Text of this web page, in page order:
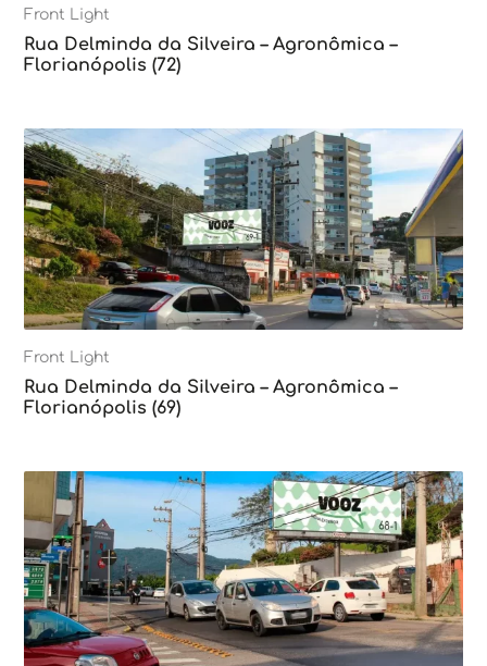
Front Light
Rua Delminda da Silveira – Agronômica –
Florianópolis (72)
Front Light
Rua Delminda da Silveira – Agronômica –
Florianópolis (69)